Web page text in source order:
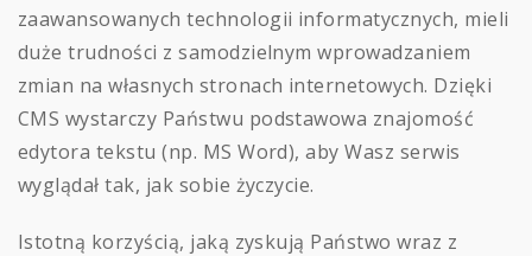
zaawansowanych technologii informatycznych, mieli
duże trudności z samodzielnym wprowadzaniem
zmian na własnych stronach internetowych. Dzięki
CMS wystarczy Państwu podstawowa znajomość
edytora tekstu (np. MS Word), aby Wasz serwis
wyglądał tak, jak sobie życzycie.
Istotną korzyścią, jaką zyskują Państwo wraz z